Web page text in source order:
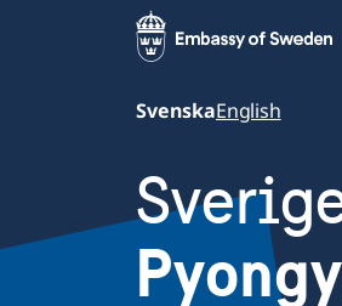
SvenskaEnglish